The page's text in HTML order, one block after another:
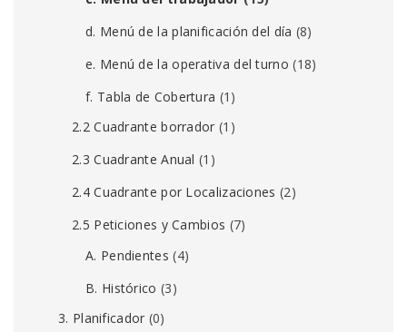
d. Menú de la planificación del día (8)
e. Menú de la operativa del turno (18)
f. Tabla de Cobertura (1)
2.2 Cuadrante borrador (1)
2.3 Cuadrante Anual (1)
2.4 Cuadrante por Localizaciones (2)
2.5 Peticiones y Cambios (7)
A. Pendientes (4)
B. Histórico (3)
3. Planificador (0)